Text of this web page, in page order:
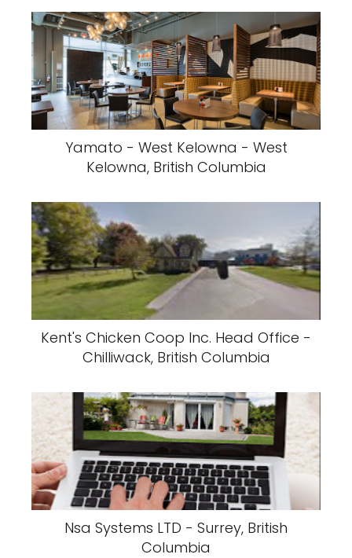
Yamato - West Kelowna - West
Kelowna, British Columbia
Kent's Chicken Coop Inc. Head Office -
Chilliwack, British Columbia
Nsa Systems LTD - Surrey, British
Columbia